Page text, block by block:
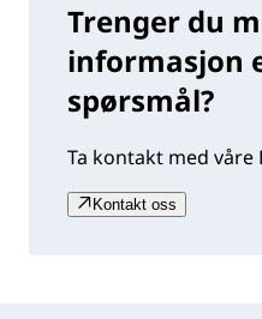
Trenger du
informasjon
spørsmål?
Ta kontakt med våre
Kontakt oss